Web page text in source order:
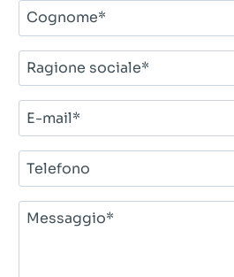
Cognome*
Ragione
sociale*
E-
mail*
Telefono
Messaggio*